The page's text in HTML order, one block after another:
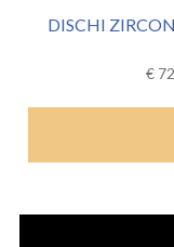
DISCHI
€